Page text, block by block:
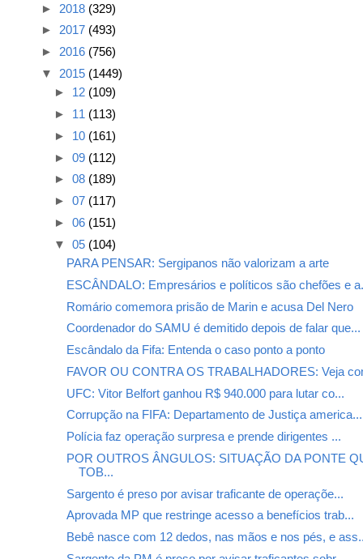
► 2018 (329)
► 2017 (493)
► 2016 (756)
▼ 2015 (1449)
► 12 (109)
► 11 (113)
► 10 (161)
► 09 (112)
► 08 (189)
► 07 (117)
► 06 (151)
▼ 05 (104)
PARA PENSAR: Sergipanos não valorizam a arte
ESCÂNDALO: Empresários e políticos são chefões e
Romário comemora prisão de Marin e acusa Del Nero
Coordenador do SAMU é demitido depois de falar que...
Escândalo da Fifa: Entenda o caso ponto a ponto
FAVOR OU CONTRA OS TRABALHADORES: Veja
UFC: Vitor Belfort ganhou R$ 940.000 para lutar co...
Corrupção na FIFA: Departamento de Justiça america...
Polícia faz operação surpresa e prende dirigentes ...
POR OUTROS ÂNGULOS: SITUAÇÃO DA PONTE
TOB...
Sargento é preso por avisar traficante de operaçõe...
Aprovada MP que restringe acesso a benefícios trab...
Bebê nasce com 12 dedos, nas mãos e nos pés, e